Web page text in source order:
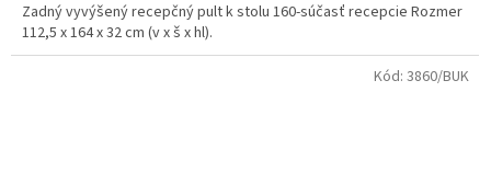
z
5
hviezdičiek.
Zadný vyvýšený recepčný pult k stolu 160-súčasť recepcie Rozmer
112,5 x 164 x 32 cm (v x š x hl).
Kód: 3860/BUK